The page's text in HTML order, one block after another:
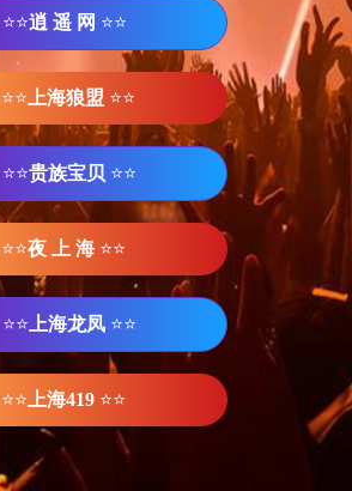
⭐⭐逍 遥 网 ⭐⭐
⭐⭐ 上海狼盟 ⭐⭐
⭐⭐贵族宝贝 ⭐⭐
⭐⭐夜 上 海 ⭐⭐
⭐⭐ 上海龙凤 ⭐⭐
⭐⭐ 上海419 ⭐⭐